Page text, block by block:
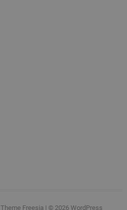
Theme Freesia | © 2026 WordPress